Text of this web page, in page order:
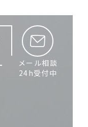
メール相談
24h受付中